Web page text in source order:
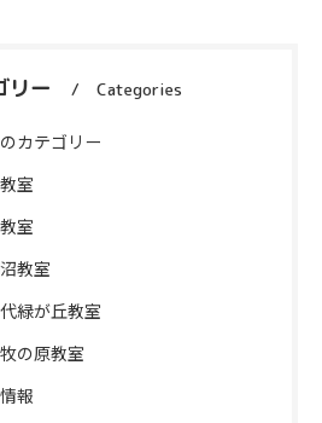
リー Categories
カテゴリー
室
室
教室
緑が丘教室
の原教室
報